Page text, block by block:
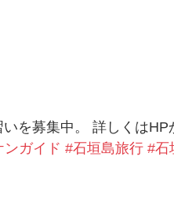
を募集中。 詳しくは
ンガイド #石垣島旅行 #石